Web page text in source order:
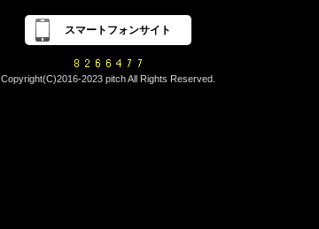
スマートフォンサイト
Copyright(C)2016-2023 pitch All Rights Reserved.